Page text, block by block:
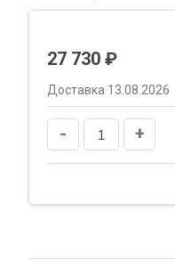
27 730 ₽
Доставка 13.08.2026
- +